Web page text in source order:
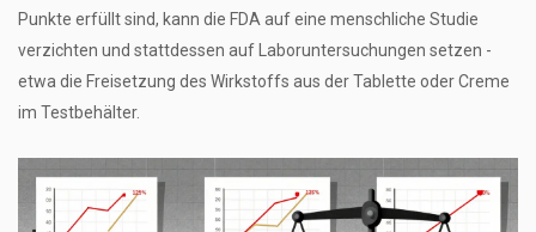
Punkte erfüllt sind, kann die FDA auf eine menschliche Studie
verzichten und stattdessen auf Laboruntersuchungen setzen -
etwa die Freisetzung des Wirkstoffs aus der Tablette oder Creme
im Testbehälter.